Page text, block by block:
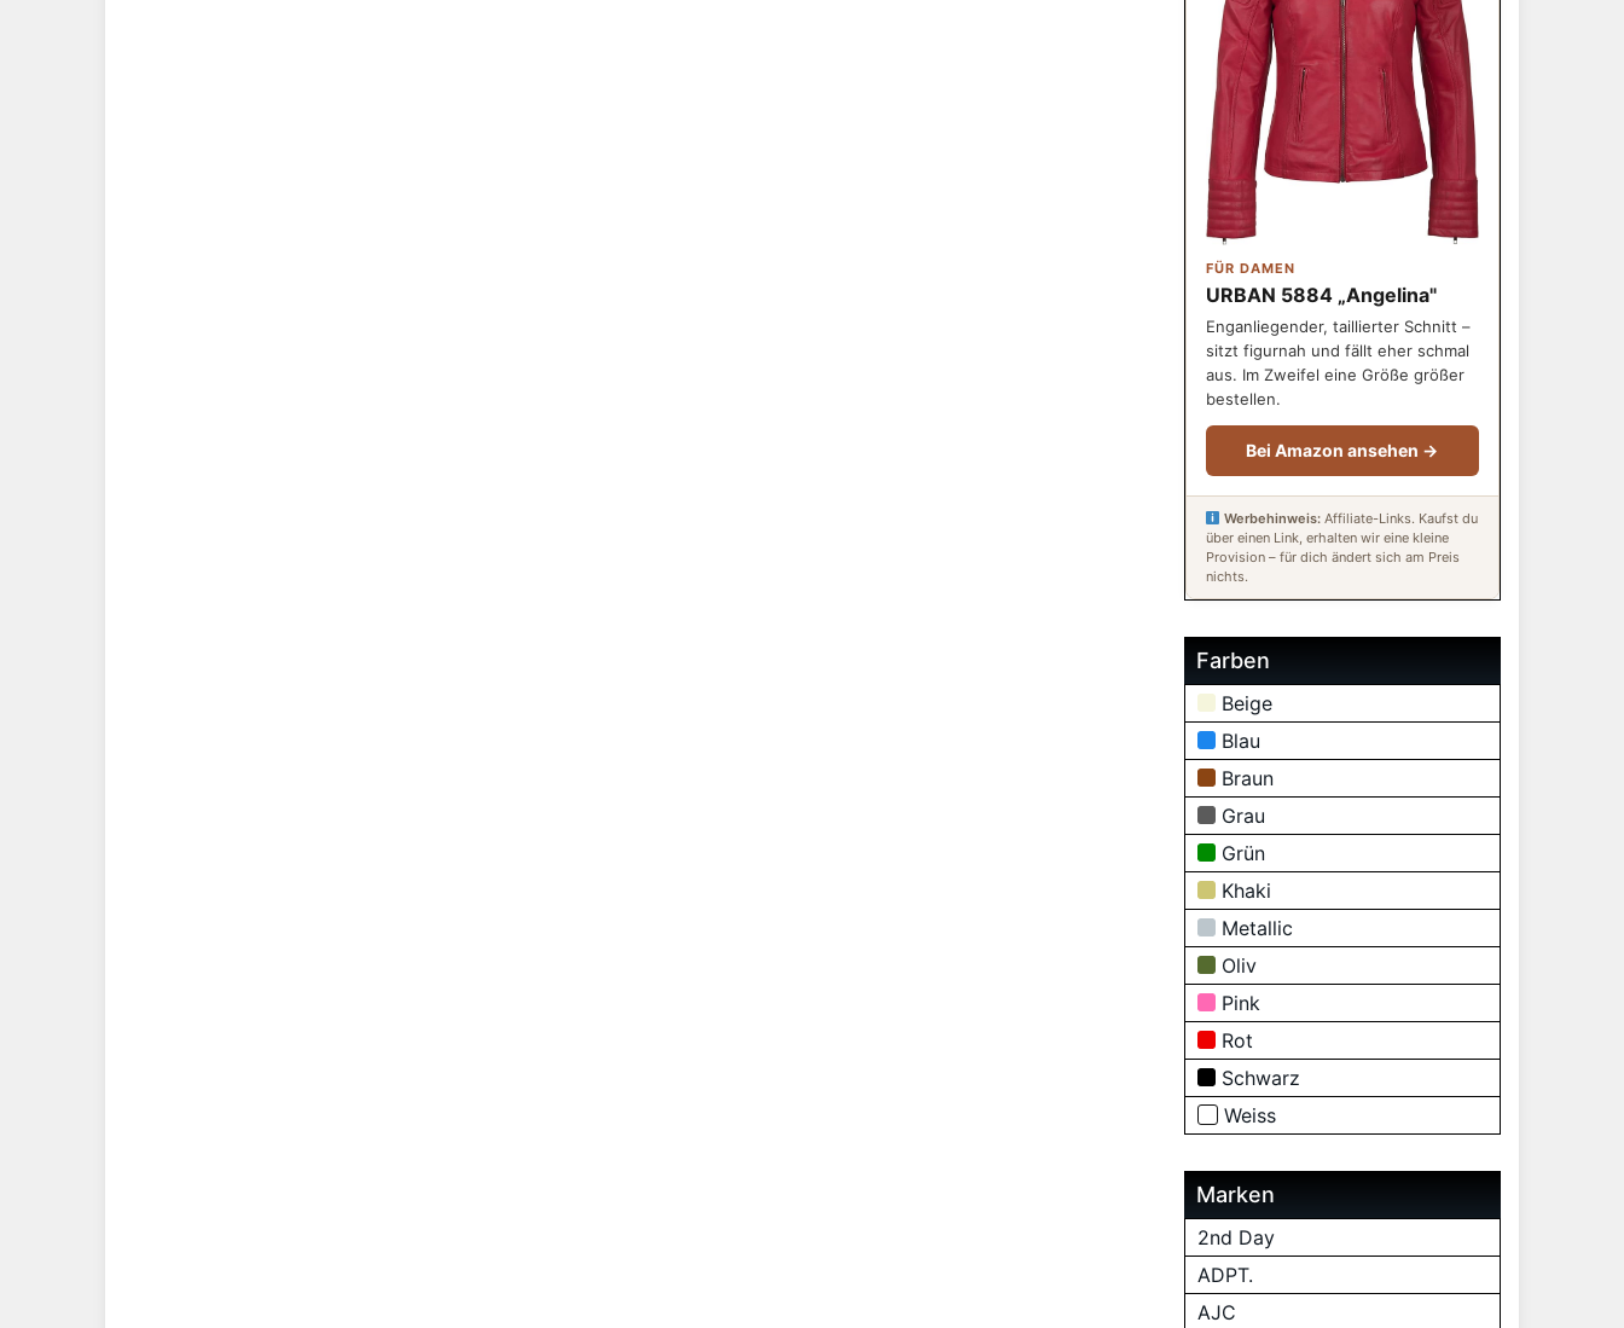
FÜR DAMEN
URBAN 5884 „Angelina"
Enganliegender, taillierter Schnitt –
sitzt figurnah und fällt eher schmal
aus. Im Zweifel eine Größe größer
bestellen.
Bei Amazon ansehen →
Werbehinweis: Affiliate-Links. Kaufst du
über einen Link, erhalten wir eine kleine
Provision – für dich ändert sich am Preis
nichts.
Farben
Beige
Blau
Braun
Grau
Grün
Khaki
Metallic
Oliv
Pink
Rot
Schwarz
Weiss
Marken
2nd Day
ADPT.
AJC